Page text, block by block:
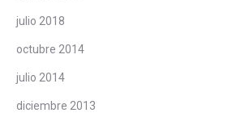
julio 2018
octubre 2014
julio 2014
diciembre 2013